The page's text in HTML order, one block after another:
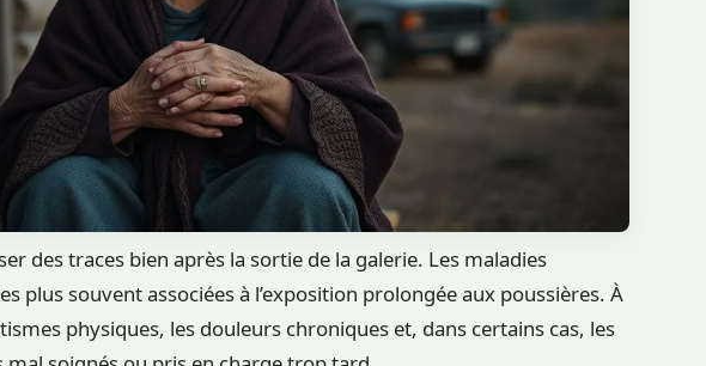
des traces bien après la sortie de la galerie. Les maladies
plus souvent associées à l’exposition prolongée aux poussières. À
physiques, les douleurs chroniques et, dans certains cas, les